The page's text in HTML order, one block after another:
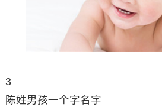
3
陈姓男孩一个字名字